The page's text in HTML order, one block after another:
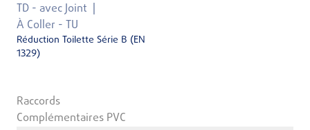
TD - avec Joint
À Coller - TU
Réduction Toilette Série B (EN
1329)
Raccords
Complémentaires PVC